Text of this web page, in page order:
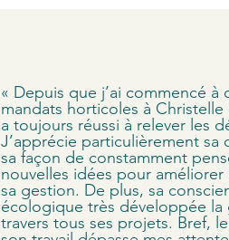
« Depuis que j’ai commencé à
mandats horticoles à Christelle
a toujours réussi à relever les
J’apprécie particulièrement sa
sa façon de constamment
nouvelles idées pour améliorer
sa gestion. De plus, sa
écologique très développée la
travers tous ses projets. Bref,